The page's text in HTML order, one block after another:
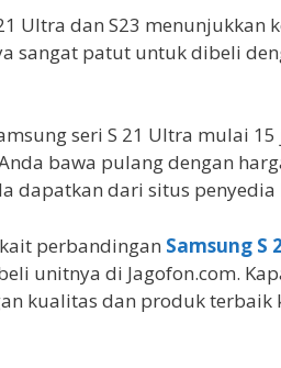
Ultra dan S23 menunjukkan
sangat patut untuk dibeli
seri S 21 Ultra mulai 15
bawa pulang dengan
dapatkan dari situs
perbandingan Samsung S
unitnya di Jagofon.com.
kualitas dan produk terbaik